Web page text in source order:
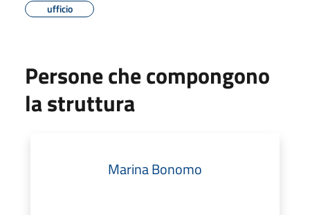
ufficio
Persone che compongono
la struttura
Marina Bonomo